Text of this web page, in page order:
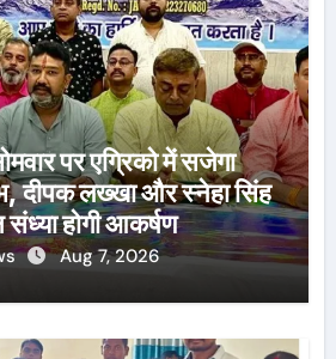
पर एग्रिको में सजेगा
दीपक लख्खा और स्नेहा सिंह
होगी आकर्षण
Aug 7, 2026